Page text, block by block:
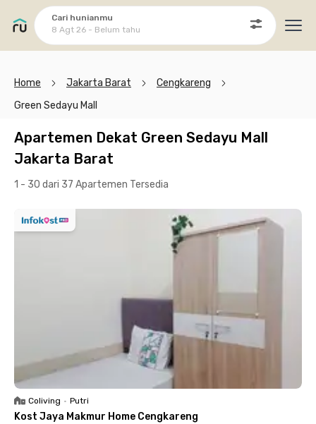
Cari hunianmu
8 Agt 26 - Belum tahu
Home Jakarta Barat
Cengkareng
Green Sedayu Mall
Apartemen Dekat Green Sedayu Mall
Jakarta Barat
1 - 30 dari 37 Apartemen Tersedia
Coliving • Putri
Kost Jaya Makmur Home Cengkareng